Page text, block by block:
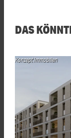
DAS
Konzept Immobilien